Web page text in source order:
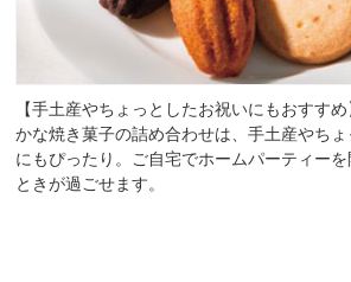
【手土産やちょっとしたお祝いにもおすす
かな焼き菓子の詰め合わせは、手土産やち
にもぴったり。ご自宅でホームパーティー
ときが過ごせます。